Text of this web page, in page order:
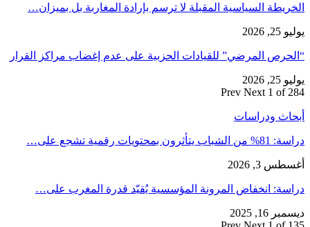
الخريطة السياسية المقبلة لا ترسم بإرادة المغاربة بل بميزان…
يوليو 25, 2026
“الحرص المرضي” للقيادات الحزبية على عدم إغضاب مراكز القرار
يوليو 25, 2026
Prev Next 1 of 284
أبحاث ودراسات
دراسة: 81% من الشباب يتأثرون بمحتويات رقمية تشجع على…
أغسطس 3, 2026
دراسة: انخفاض المرونة المؤسسية يُقيّد قدرة المغرب على…
ديسمبر 16, 2025